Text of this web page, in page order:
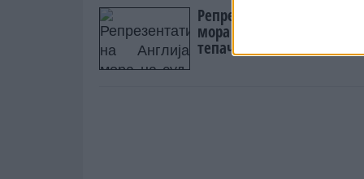
Репрезентативец на
мора на суд, поради
тепачка!